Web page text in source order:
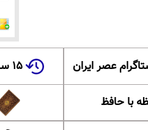
عصر ایران ۱۵ سال پیش در چنین روزی
با حافظ